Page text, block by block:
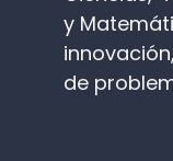
y
de